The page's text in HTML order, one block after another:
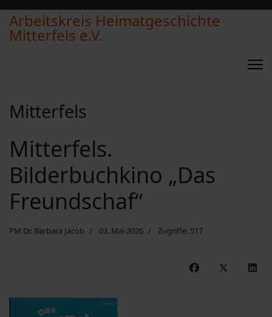
Arbeitskreis Heimatgeschichte
Mitterfels e.V.
Mitterfels
Mitterfels.
Bilderbuchkino „Das
Freundschaf“
PM Dr. Barbara Jacob 03. Mai 2026 Zugriffe: 517